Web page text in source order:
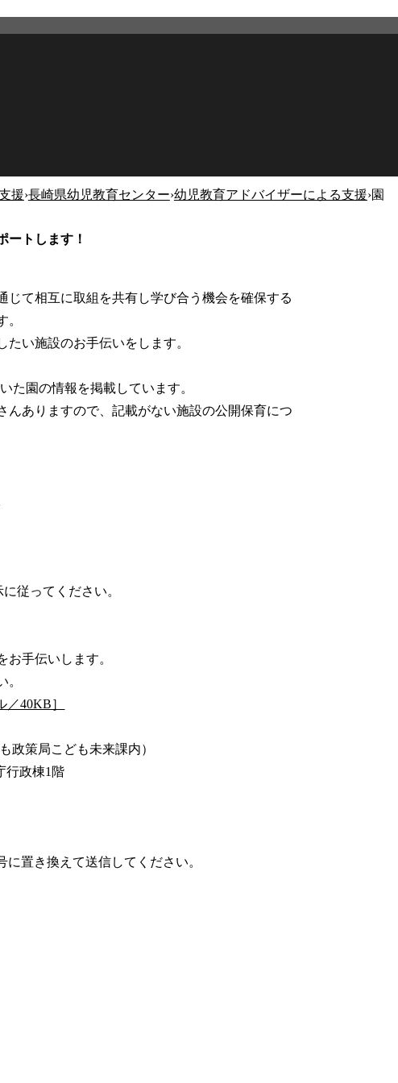
援›長崎県幼児教育センター›幼児教育アドバイザーによる支援›園
ートします！
て相互に取組を共有し学び合う機会を確保する
。
い施設のお手伝いをします。
た園の情報を掲載しています。
ありますので、記載がない施設の公開保育につ
従ってください。
手伝いします。
。
40KB］
政策局こども未来課内）
行政棟1階
えて送信してください。